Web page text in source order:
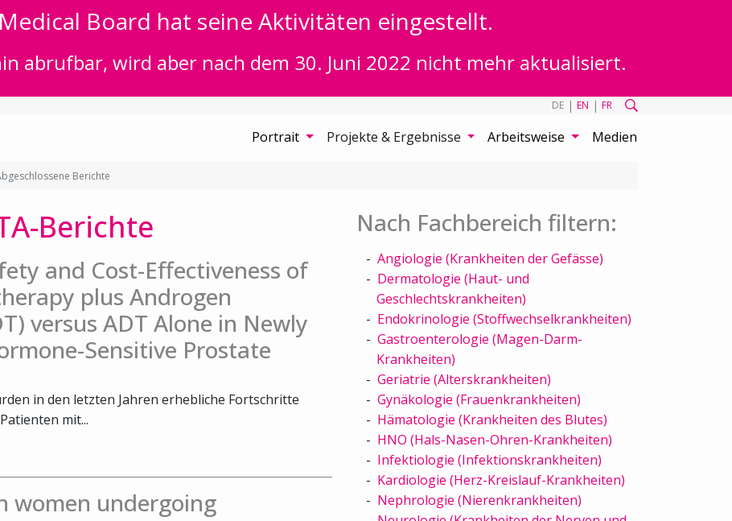
Board hat seine Aktivitäten eingestellt.
abrufbar, wird aber nach dem 30. Juni 2022 nicht mehr aktualisiert.
DE | EN | FR
Portrait Projekte & Ergebnisse Arbeitsweise Medien
Berichte
Berichte
and Cost-Effectiveness of
plus Androgen
versus ADT Alone in Newly
Sensitive Prostate
in den letzten Jahren erhebliche Fortschritte
mit...
women undergoing
Nach Fachbereich filtern:
Angiologie (Krankheiten der Gefässe)
Dermatologie (Haut- und
Geschlechtskrankheiten)
Endokrinologie (Stoffwechselkrankheiten)
Gastroenterologie (Magen-Darm-
Krankheiten)
Geriatrie (Alterskrankheiten)
Gynäkologie (Frauenkrankheiten)
Hämatologie (Krankheiten des Blutes)
HNO (Hals-Nasen-Ohren-Krankheiten)
Infektiologie (Infektionskrankheiten)
Kardiologie (Herz-Kreislauf-Krankheiten)
Nephrologie (Nierenkrankheiten)